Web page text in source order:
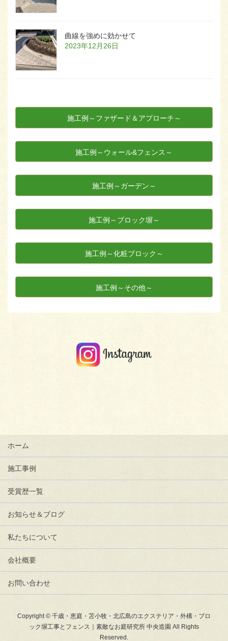
曲線を強めに効かせて
2023年12月26日
施工例～ファザード＆アプローチ～
施工例～ウォール&フェンス～
施工例～ガーデン～
施工例～ブロック塀～
施工例～化粧ブロック～
施工例～その他～
ホーム
施工事例
受賞歴一覧
お知らせ＆ブログ
私たちについて
会社概要
お問い合わせ
Copyright © 千歳・恵庭・苫小牧・北広島のエクステリア・外構・ブロ
ック塀工事とフェンス｜素敵なお庭研究所 中央造園 All Rights
Reserved.